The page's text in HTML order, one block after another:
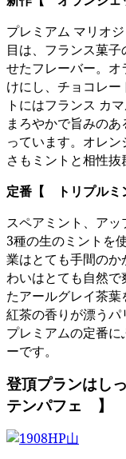
プレミアム マリオ
目は、フランス菓
せたフレーバー。
けにし、チョコレ
トにはフランス カ
まろやかで旨みの
っています。オレ
さもミントと相性抜
定番【 トリプルミ
スペアミント、ア
3種の生のミントを
業はとても手間の
わいはとても自然
たアールグレイ茶
紅茶の香りが漂うパ
プレミアムの定番
ーです。
登頂プランはし
テンパフェ 】